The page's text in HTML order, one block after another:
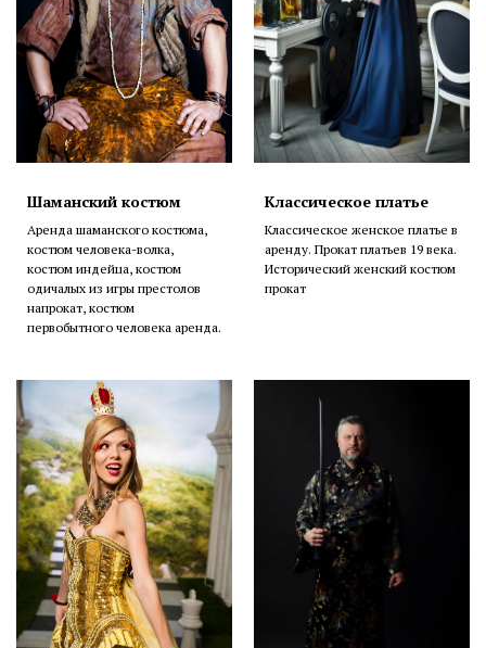
Шаманский костюм
Аренда шаманского костюма,
костюм человека-волка,
костюм индейца, костюм
одичалых из игры престолов
напрокат, костюм
первобытного человека аренда.
Классическое платье
Классическое женское платье в
аренду. Прокат платьев 19 века.
Исторический женский костюм
прокат